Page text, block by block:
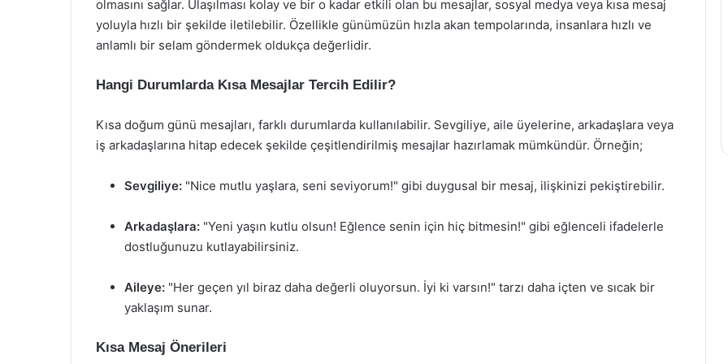
olmasını sağlar. Ulaşılması kolay ve bir o kadar etkili olan bu mesajlar, sosyal medya veya kısa mesaj
yoluyla hızlı bir şekilde iletilebilir. Özellikle günümüzün hızla akan tempolarında, insanlara hızlı ve
anlamlı bir selam göndermek oldukça değerlidir.
Hangi Durumlarda Kısa Mesajlar Tercih Edilir?
Kısa doğum günü mesajları, farklı durumlarda kullanılabilir. Sevgiliye, aile üyelerine, arkadaşlara veya
iş arkadaşlarına hitap edecek şekilde çeşitlendirilmiş mesajlar hazırlamak mümkündür. Örneğin;
Sevgiliye: "Nice mutlu yaşlara, seni seviyorum!" gibi duygusal bir mesaj, ilişkinizi pekiştirebilir.
Arkadaşlara: "Yeni yaşın kutlu olsun! Eğlence senin için hiç bitmesin!" gibi eğlenceli ifadelerle
dostluğunuzu kutlayabilirsiniz.
Aileye: "Her geçen yıl biraz daha değerli oluyorsun. İyi ki varsın!" tarzı daha içten ve sıcak bir
yaklaşım sunar.
Kısa Mesaj Önerileri